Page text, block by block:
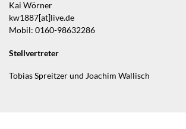
Kai Wörner
kw1887[at]live.de
Mobil: 0160-98632286
Stellvertreter
Tobias Spreitzer und Joachim Wallisch